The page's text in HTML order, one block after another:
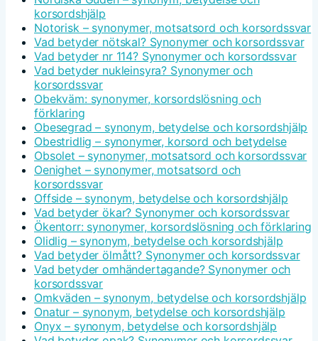
korsordshjälp
Notorisk – synonymer, motsatsord och korsordssvar
Vad betyder nötskal? Synonymer och korsordssvar
Vad betyder nr 114? Synonymer och korsordssvar
Vad betyder nukleinsyra? Synonymer och
korsordssvar
Obekväm: synonymer, korsordslösning och
förklaring
Obesegrad – synonym, betydelse och korsordshjälp
Obestridlig – synonymer, korsord och betydelse
Obsolet – synonymer, motsatsord och korsordssvar
Oenighet – synonymer, motsatsord och
korsordssvar
Offside – synonym, betydelse och korsordshjälp
Vad betyder ökar? Synonymer och korsordssvar
Ökentorr: synonymer, korsordslösning och förklaring
Olidlig – synonym, betydelse och korsordshjälp
Vad betyder ölmått? Synonymer och korsordssvar
Vad betyder omhändertagande? Synonymer och
korsordssvar
Omkväden – synonym, betydelse och korsordshjälp
Onatur – synonym, betydelse och korsordshjälp
Onyx – synonym, betydelse och korsordshjälp